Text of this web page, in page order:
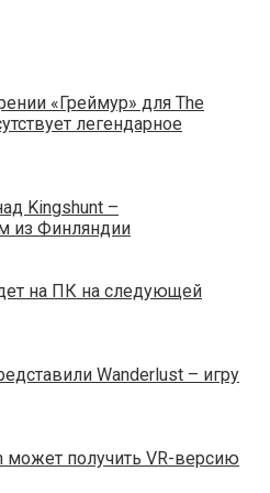
«Греймур» для The
легендарное
Kingshunt –
из Финляндии
на ПК на следующей
Wanderlust – игру
может получить VR-версию